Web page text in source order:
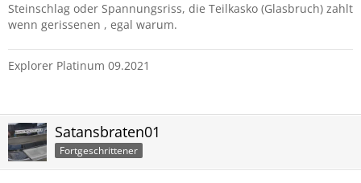
Steinschlag oder Spannungsriss, die Teilkasko (Glasbruch) zahlt
wenn gerissenen , egal warum.
Explorer Platinum 09.2021
Satansbraten01
Fortgeschrittener